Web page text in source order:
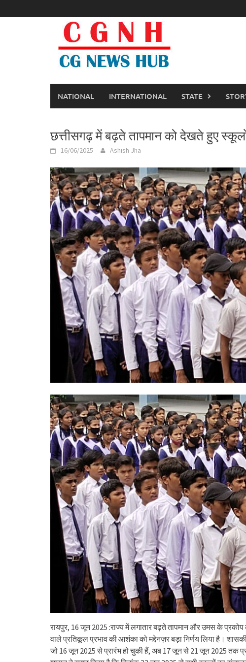
to
NATIONAL INTERNATIONAL STATE
छत्तीसगढ़ में बढ़ते तापमान को देखते हुए
16/06/2025 Ashish Jha
रायपुर, 16 जून 2025 :राज्य में लगातार बढ़ते तापमान और उमस के प्रकोप
वाले प्रतिकूल प्रभाव की आशंका को मद्देनज़र बड़ा निर्णय लिया है।
जो 16 जून 2025 से प्रारंभ हो चुकी हैं, अब 17 जून से 21 जून 2025 तक